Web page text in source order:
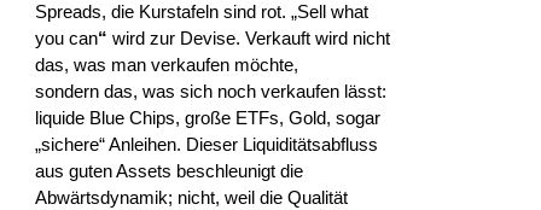
Spreads, die Kurstafeln sind rot. „Sell what
you can“ wird zur Devise. Verkauft wird nicht
das, was man verkaufen möchte,
sondern das, was sich noch verkaufen lässt:
liquide Blue Chips, große ETFs, Gold, sogar
„sichere“ Anleihen. Dieser Liquiditätsabfluss
aus guten Assets beschleunigt die
Abwärtsdynamik; nicht, weil die Qualität